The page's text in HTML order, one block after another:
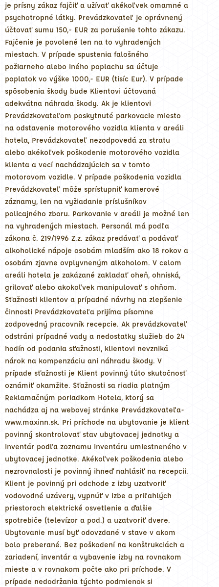
je prísny zákaz fajčiť a užívať akékoľvek omamné a
psychotropné látky. Prevádzkovateľ je oprávnený
účtovať sumu 150,- EUR za porušenie tohto zákazu.
Fajčenie je povolené len na to vyhradených
miestach. V prípade spustenia falošného
požiarneho alebo iného poplachu sa účtuje
poplatok vo výške 1000,- EUR (tisíc Eur). V prípade
spôsobenia škody bude Klientovi účtovaná
adekvátna náhrada škody. Ak je klientovi
Prevádzkovateľom poskytnuté parkovacie miesto
na odstavenie motorového vozidla klienta v areáli
hotela, Prevádzkovateľ nezodpovedá za stratu
alebo akékoľvek poškodenie motorového vozidla
klienta a vecí nachádzajúcich sa v tomto
motorovom vozidle. V prípade poškodenia vozidla
Prevádzkovateľ môže sprístupniť kamerové
záznamy, len na vyžiadanie príslušníkov
policajného zboru. Parkovanie v areáli je možné len
na vyhradených miestach. Personál má podľa
zákona č. 219/1996 Z.z. zákaz predávať a podávať
alkoholické nápoje osobám mladším ako 18 rokov a
osobám zjavne ovplyvneným alkoholom. V celom
areáli hotela je zakázané zakladať oheň, ohniská,
grilovať alebo akokoľvek manipulovať s ohňom.
Sťažnosti klientov a prípadné návrhy na zlepšenie
činnosti Prevádzkovateľa prijíma písomne
zodpovedný pracovník recepcie. Ak prevádzkovateľ
odstráni prípadné vady a nedostatky služieb do 24
hodín od podania sťažnosti, klientovi nevzniká
nárok na kompenzáciu ani náhradu škody. V
prípade sťažnosti je Klient povinný túto skutočnosť
oznámiť okamžite. Sťažnosti sa riadia platným
Reklamačným poriadkom Hotela, ktorý sa
nachádza aj na webovej stránke Prevádzkovateľa-
www.maxinn.sk. Pri príchode na ubytovanie je klient
povinný skontrolovať stav ubytovacej jednotky a
inventár podľa zoznamu inventáru umiestneného v
ubytovacej jednotke. Akékoľvek poškodenia alebo
nezrovnalosti je povinný ihneď nahlásiť na recepcii.
Klient je povinný pri odchode z izby uzatvoriť
vodovodné uzávery, vypnúť v izbe a priľahlých
priestoroch elektrické osvetlenie a ďalšie
spotrebiče (televízor a pod.) a uzatvoriť dvere.
Ubytovanie musí byť odovzdané v stave v akom
bolo preberané. Bez poškodení na konštrukciách a
zariadení, inventár a vybavenie izby na rovnakom
mieste a v rovnakom počte ako pri príchode. V
prípade nedodržania týchto podmienok si